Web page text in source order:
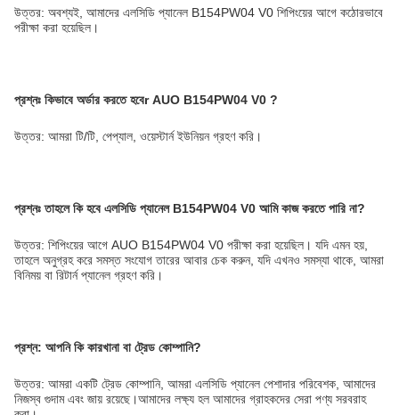
উত্তর: অবশ্যই, আমাদের এলসিডি প্যানেল B154PW04 V0 শিপিংয়ের আগে কঠোরভাবে
পরীক্ষা করা হয়েছিল।
প্রশ্নঃ কিভাবে অর্ডার করতে হবেr AUO B154PW04 V0 ?
উত্তর: আমরা টি/টি, পেপ্যাল, ওয়েস্টার্ন ইউনিয়ন গ্রহণ করি।
প্রশ্নঃ তাহলে কি হবে এলসিডি প্যানেল B154PW04 V0 আমি কাজ করতে পারি না?
উত্তর: শিপিংয়ের আগে AUO B154PW04 V0 পরীক্ষা করা হয়েছিল। যদি এমন হয়,
তাহলে অনুগ্রহ করে সমস্ত সংযোগ তারের আবার চেক করুন, যদি এখনও সমস্যা থাকে, আমরা
বিনিময় বা রিটার্ন প্যানেল গ্রহণ করি।
প্রশ্ন: আপনি কি কারখানা বা ট্রেড কোম্পানি?
উত্তর: আমরা একটি ট্রেড কোম্পানি, আমরা এলসিডি প্যানেল পেশাদার পরিবেশক, আমাদের
নিজস্ব গুদাম এবং জায় রয়েছে।আমাদের লক্ষ্য হল আমাদের গ্রাহকদের সেরা পণ্য সরবরাহ